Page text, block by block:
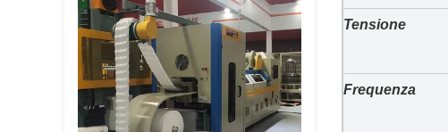
Tensione
Frequenza